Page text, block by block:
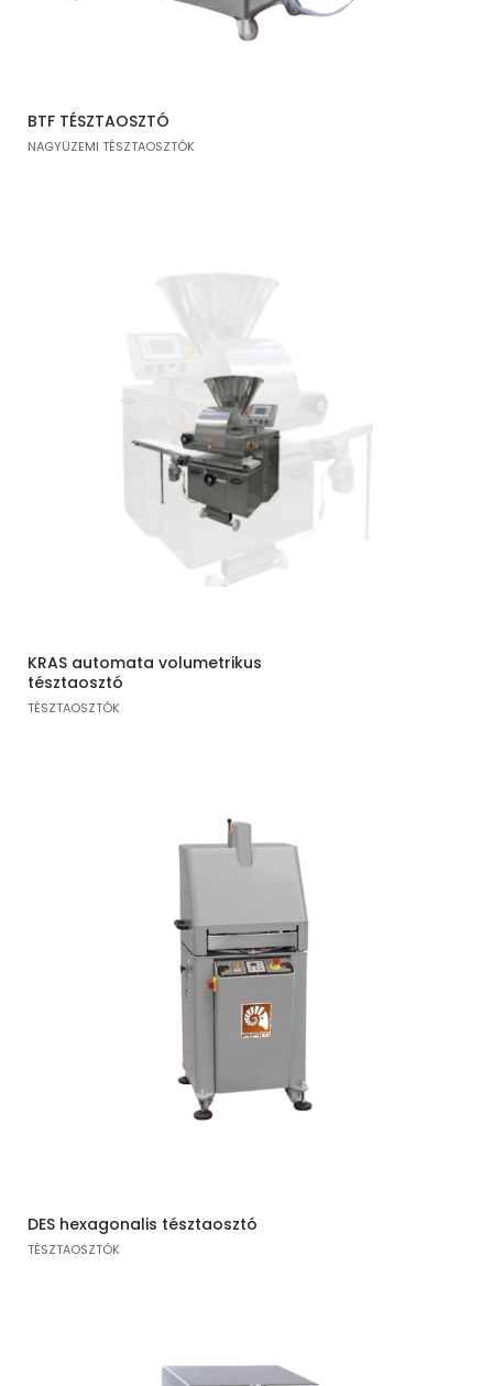
BTF TÉSZTAOSZTÓ
NAGYÜZEMI TÉSZTAOSZTÓK
KRAS automata volumetrikus
tésztaosztó
TÉSZTAOSZTÓK
DES hexagonalis tésztaosztó
TÉSZTAOSZTÓK